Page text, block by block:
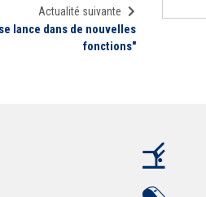
Actualité suivante
lance dans de nouvelles
fonctions"